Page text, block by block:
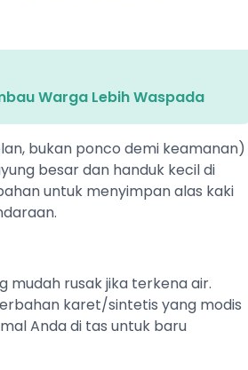
Warga Lebih Waspada
bukan ponco demi keamanan)
besar dan handuk kecil di
untuk menyimpan alas kaki
mudah rusak jika terkena air.
karet/sintetis yang modis
Anda di tas untuk baru